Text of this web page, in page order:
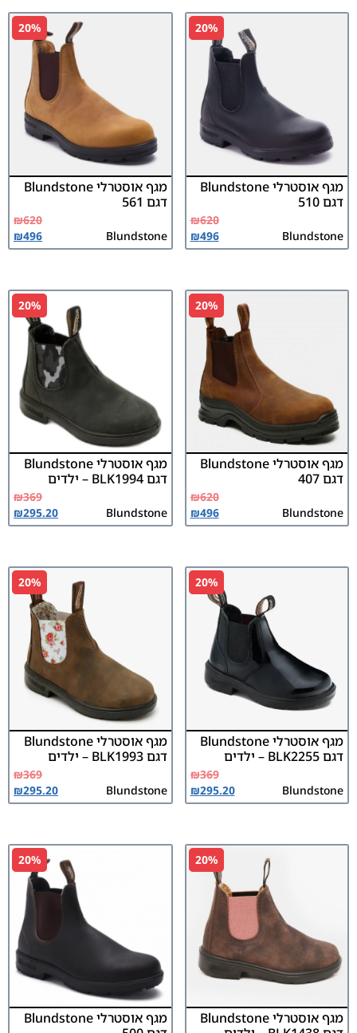
20%
מגף אוסטרלי Blundstone
דגם 510
Blundstone
₪620
₪496
20%
מגף אוסטרלי Blundstone
דגם 561
Blundstone
₪620
₪496
20%
מגף אוסטרלי Blundstone
דגם 407
Blundstone
₪620
₪496
20%
מגף אוסטרלי Blundstone
דגם BLK1994 – ילדים
Blundstone
₪369
₪295.20
20%
מגף אוסטרלי Blundstone
דגם BLK2255 – ילדים
Blundstone
₪369
₪295.20
20%
מגף אוסטרלי Blundstone
דגם BLK1993 – ילדים
Blundstone
₪369
₪295.20
20%
מגף אוסטרלי Blundstone
20%
מגף אוסטרלי Blundstone